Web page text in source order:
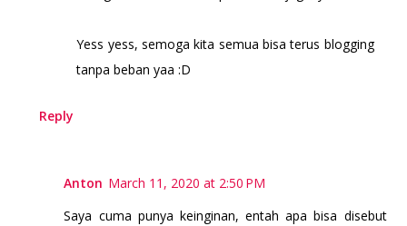
Yess yess, semoga kita semua bisa terus blogging
tanpa beban yaa :D
Reply
Anton March 11, 2020 at 2:50 PM
Saya cuma punya keinginan, entah apa bisa disebut